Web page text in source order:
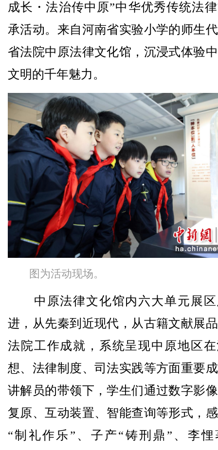
成长・法治传中原”中华优秀传统法
承活动。来自河南省实验小学的师生
省法院中原法律文化馆，沉浸式体验
文明的千年魅力。
图为活动现场。
中原法律文化馆内六大单元展区
进，从先秦到近现代，从古籍文献展
法院工作成就，系统呈现中原地区
想、法律制度、司法实践等方面重要
讲解员的带领下，学生们通过数字影
复原、互动装置、智能查询等形式，
“制礼作乐”、子产“铸刑鼎”、李悝